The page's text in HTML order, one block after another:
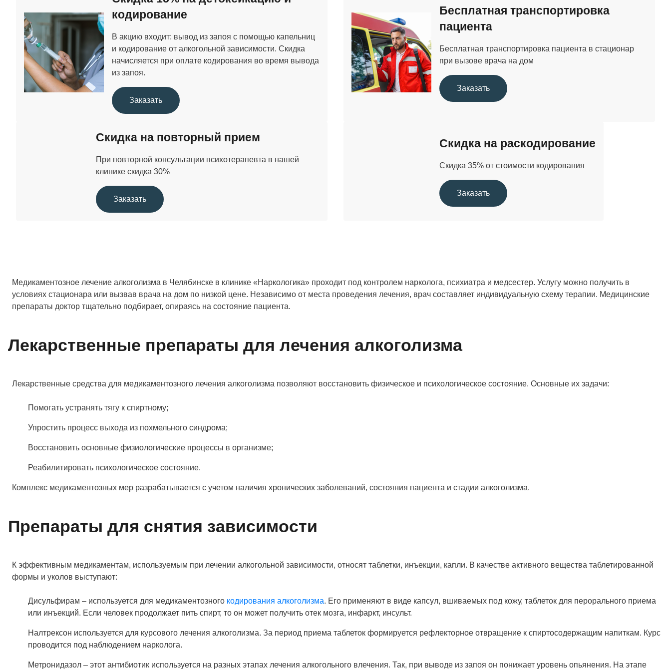
кодирование
В акцию входит: вывод из запоя с помощью капельниц
и кодирование от алкогольной зависимости. Скидка
начисляется при оплате кодирования во время вывода
из запоя.
Заказать
Бесплатная транспортировка
пациента
Бесплатная транспортировка пациента в стационар
при вызове врача на дом
Заказать
Скидка на повторный прием
При повторной консультации психотерапевта в нашей
клинике скидка 30%
Заказать
Скидка на раскодирование
Скидка 35% от стоимости кодирования
Заказать
Медикаментозное лечение алкоголизма в Челябинске в клинике «Наркологика» проходит под контролем нарколога, психиатра и медсестер. Услугу можно получить в
условиях стационара или вызвав врача на дом по низкой цене. Независимо от места проведения лечения, врач составляет индивидуальную схему терапии. Медицинские
препараты доктор тщательно подбирает, опираясь на состояние пациента.
Лекарственные препараты для лечения алкоголизма
Лекарственные средства для медикаментозного лечения алкоголизма позволяют восстановить физическое и психологическое состояние. Основные их задачи:
Помогать устранять тягу к спиртному;
Упростить процесс выхода из похмельного синдрома;
Восстановить основные физиологические процессы в организме;
Реабилитировать психологическое состояние.
Комплекс медикаментозных мер разрабатывается с учетом наличия хронических заболеваний, состояния пациента и стадии алкоголизма.
Препараты для снятия зависимости
К эффективным медикаментам, используемым при лечении алкогольной зависимости, относят таблетки, инъекции, капли. В качестве активного вещества таблетированной
формы и уколов выступают:
Дисульфирам – используется для медикаментозного кодирования алкоголизма. Его применяют в виде капсул, вшиваемых под кожу, таблеток для перорального приема
или инъекций. Если человек продолжает пить спирт, то он может получить отек мозга, инфаркт, инсульт.
Налтрексон используется для курсового лечения алкоголизма. За период приема таблеток формируется рефлекторное отвращение к спиртосодержащим напиткам. Курс
проводится под наблюдением нарколога.
Метронидазол – этот антибиотик используется на разных этапах лечения алкогольного влечения. Так, при выводе из запоя он понижает уровень опьянения. На этапе